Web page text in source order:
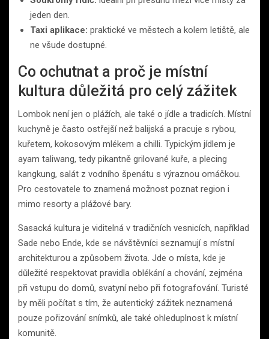
jeden den.
Taxi aplikace: praktické ve městech a kolem letiště, ale
ne všude dostupné.
Co ochutnat a proč je místní
kultura důležitá pro celý zážitek
Lombok není jen o plážích, ale také o jídle a tradicích. Místní
kuchyně je často ostřejší než balijská a pracuje s rybou,
kuřetem, kokosovým mlékem a chilli. Typickým jídlem je
ayam taliwang, tedy pikantně grilované kuře, a plecing
kangkung, salát z vodního špenátu s výraznou omáčkou.
Pro cestovatele to znamená možnost poznat region i
mimo resorty a plážové bary.
Sasacká kultura je viditelná v tradičních vesnicích, například
Sade nebo Ende, kde se návštěvníci seznamují s místní
architekturou a způsobem života. Jde o místa, kde je
důležité respektovat pravidla oblékání a chování, zejména
při vstupu do domů, svatyní nebo při fotografování. Turisté
by měli počítat s tím, že autentický zážitek neznamená
pouze pořizování snímků, ale také ohleduplnost k místní
komunitě.